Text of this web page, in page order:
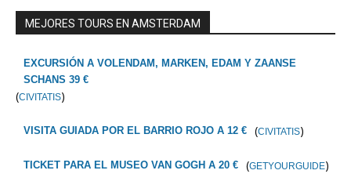
MEJORES TOURS EN AMSTERDAM
EXCURSIÓN A VOLENDAM, MARKEN, EDAM Y ZAANSE
SCHANS 39 €
(CIVITATIS)
VISITA GUIADA POR EL BARRIO ROJO A 12 € (CIVITATIS)
TICKET PARA EL MUSEO VAN GOGH A 20 € (GETYOURGUIDE)